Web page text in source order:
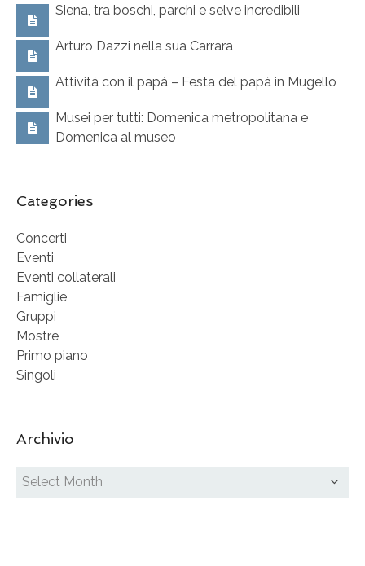
Siena, tra boschi, parchi e selve incredibili
Arturo Dazzi nella sua Carrara
Attività con il papà – Festa del papà in Mugello
Musei per tutti: Domenica metropolitana e
Domenica al museo
Categories
Concerti
Eventi
Eventi collaterali
Famiglie
Gruppi
Mostre
Primo piano
Singoli
Archivio